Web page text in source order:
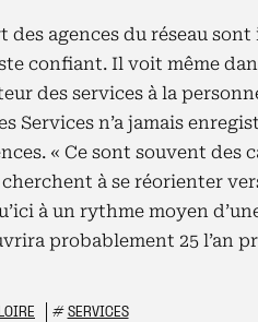
des agences du réseau
confiant. Il voit même
des services à la
Services n’a jamais
« Ce sont souvent des
à se réorienter
à un rythme moyen
probablement 25 l’an
# SERVICES